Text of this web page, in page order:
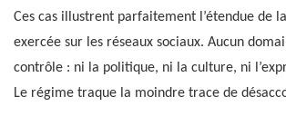
Ces cas illustrent parfaitement l’étendue de
exercée sur les réseaux sociaux. Aucun
contrôle : ni la politique, ni la culture, ni
Le régime traque la moindre trace de